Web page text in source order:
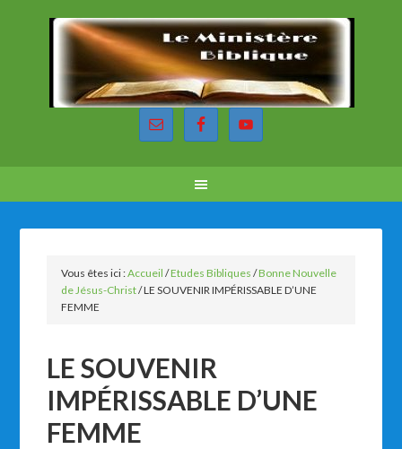
Vous êtes ici :Accueil /Etudes Bibliques /Bonne Nouvelle
de Jésus-Christ/LE SOUVENIR IMPÉRISSABLE D’UNE
FEMME
LE SOUVENIR
IMPÉRISSABLE D’UNE
FEMME